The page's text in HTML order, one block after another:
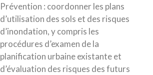
Prévention : coordonner les plans
d’utilisation des sols et des risques
d’inondation, y compris les
procédures d’examen de la
planification urbaine existante et
d’évaluation des risques des futurs